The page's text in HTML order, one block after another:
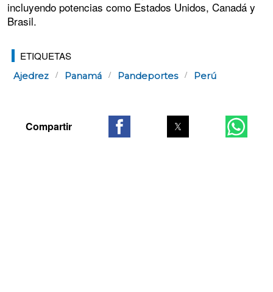
incluyendo potencias como Estados Unidos, Canadá y
Brasil.
ETIQUETAS
Ajedrez Panamá Pandeportes Perú